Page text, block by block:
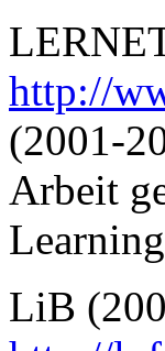
http://
(2001-
Arbeit
LiB